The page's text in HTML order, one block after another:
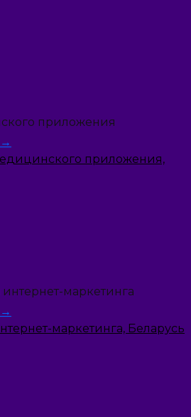
приложения,
маркетинга, Беларусь